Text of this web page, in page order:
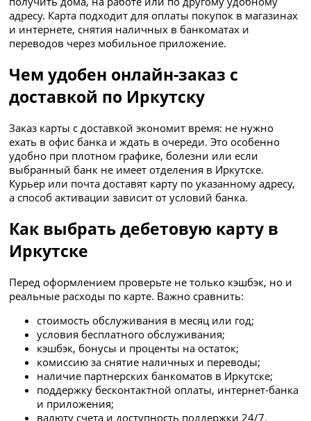
адресу. Карта подходит для оплаты покупок в магазинах
и интернете, снятия наличных в банкоматах и
переводов через мобильное приложение.
Чем удобен онлайн-заказ с
доставкой по Иркутску
Заказ карты с доставкой экономит время: не нужно
ехать в офис банка и ждать в очереди. Это особенно
удобно при плотном графике, болезни или если
выбранный банк не имеет отделения в Иркутске.
Курьер или почта доставят карту по указанному адресу,
а способ активации зависит от условий банка.
Как выбрать дебетовую карту в
Иркутске
Перед оформлением проверьте не только кэшбэк, но и
реальные расходы по карте. Важно сравнить:
стоимость обслуживания в месяц или год;
условия бесплатного обслуживания;
кэшбэк, бонусы и проценты на остаток;
комиссию за снятие наличных и переводы;
наличие партнерских банкоматов в Иркутске;
поддержку бесконтактной оплаты, интернет-банка
и приложения;
валюту счета и доступность поддержки 24/7.